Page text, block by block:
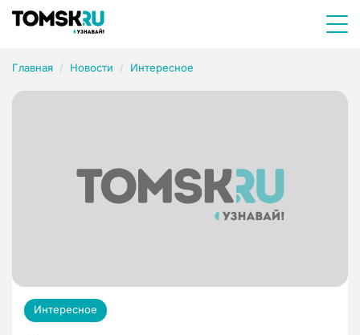
Главная Новости Интересное
Интересное